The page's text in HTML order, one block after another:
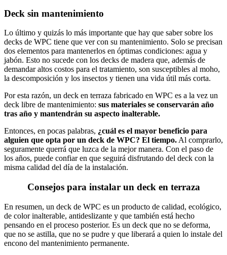
Deck sin mantenimiento
Lo último y quizás lo más importante que hay que saber sobre los
decks de WPC tiene que ver con su mantenimiento. Solo se precisan
dos elementos para mantenerlos en óptimas condiciones: agua y
jabón. Esto no sucede con los decks de madera que, además de
demandar altos costos para el tratamiento, son susceptibles al moho,
la descomposición y los insectos y tienen una vida útil más corta.
Por esta razón, un deck en terraza fabricado en WPC es a la vez un
deck libre de mantenimiento: sus materiales se conservarán año
tras año y mantendrán su aspecto inalterable.
Entonces, en pocas palabras, ¿cuál es el mayor beneficio para
alguien que opta por un deck de WPC? El tiempo. Al comprarlo,
seguramente querrá que luzca de la mejor manera. Con el paso de
los años, puede confiar en que seguirá disfrutando del deck con la
misma calidad del día de la instalación.
Consejos para instalar un deck en terraza
En resumen, un deck de WPC es un producto de calidad, ecológico,
de color inalterable, antideslizante y que también está hecho
pensando en el proceso posterior. Es un deck que no se deforma,
que no se astilla, que no se pudre y que liberará a quien lo instale del
encono del mantenimiento permanente.